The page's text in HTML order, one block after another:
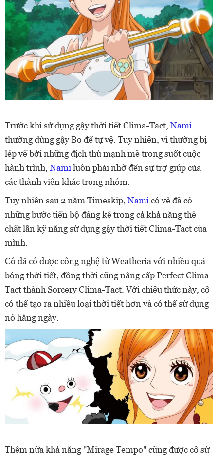
Trước khi sử dụng gậy thời tiết Clima-Tact, Nami
thường dùng gậy Bo để tự vệ. Tuy nhiên, vì thường bị
lép vế bởi những địch thủ mạnh mẽ trong suốt cuộc
hành trình, Nami luôn phải nhờ đến sự trợ giúp của
các thành viên khác trong nhóm.
Tuy nhiên sau 2 năm Timeskip, Nami có vẻ đã có
những bước tiến bộ đáng kể trong cả khả năng thể
chất lẫn kỹ năng sử dụng gậy thời tiết Clima-Tact của
mình.
Cô đã có được công nghệ từ Weatheria với nhiều quả
bóng thời tiết, đồng thời cũng nâng cấp Perfect Clima-
Tact thành Sorcery Clima-Tact. Với chiêu thức này, cô
có thể tạo ra nhiều loại thời tiết hơn và có thể sử dụng
nó hằng ngày.
Thêm nữa khả năng "Mirage Tempo" cũng được cô sử